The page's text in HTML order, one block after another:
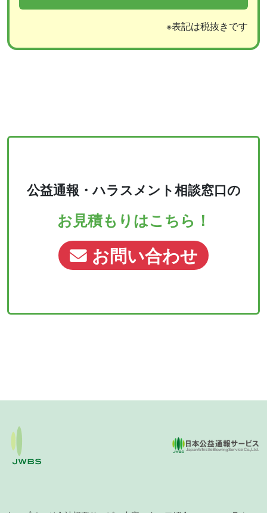
※表記は税抜きです
公益通報・ハラスメント相談窓口の
お見積もりはこちら！
お問い合わせ